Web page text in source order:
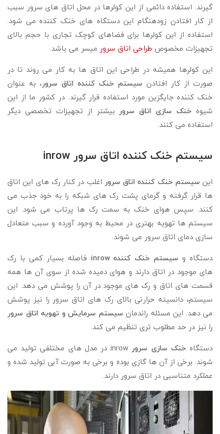
گیرند. استفاده دائمی از این کولرها در محل اتاق های سرور سبب
از کار افتادن زودهنگام این دستگاه های خنک کننده می شود.
استفاده از این کولرها برای فضاهای کوچک تجاری با حجم بالای
تجهیزات مخصوص طراحی اتاق سرور میسر می باشد.
این کولرها همیشه در طراحی این اتاق ها به کار می روند تا در
صورت از کار افتادن سیستم خنک کننده اتاق سرور، به عنوان
خنک کننده جایگزین مورد استفاده قرار گیرند. در کشور ما از این
شیوه خنک سازی اتاق سرور بیشتر از تجهیزات تخصصی دیگر
استفاده می کنند.
سیستم خنک کننده اتاق سرور inrow
این سیستم خنک کننده اتاق سرور اغلب در کنار رک های این اتاق
ها قرار گرفته و گرمای پشت رک های شبکه را به خود جذب می
کنند. سپس هوای خنک به سمت رک ها پرتاب می شود. این
سیستم ها تهویه بهتری در محیط به وجود آورده و سبب متعادل
سازی دمای اتاق سرور می شوند.
دستگاه و سیستم خنک کننده inrow
فاصله بسیار کمی با رک
های موجود در اتاق دارند و هوای دمیده شده از سوی آن ها همه
قسمت های اتاق و رک های موجود در آن را پوشش می دهد. این
سیستم، دانسیته حرارتی بالای رک های اتاق سرور را نیز پوشش
می دهد. این مسئله راندمان سیستم سرمایش و تهویه اتاق سرور
را نیز در حد مطلوب تری تنظیم می کند.
دستگاهخنک سازی سرور
inrow در مدل های مختلفی تولید می
شوند. برخی از آن ها گازی بوده و برخی به صورت آبی تولید شده و
عملکرد متناسبی در اتاق سرور دارند.